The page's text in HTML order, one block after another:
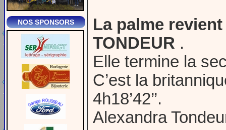
NOS SPONSORS
La palme
TONDEUR .
Elle termine la
C’est la
4h18’42’’.
Alexandra